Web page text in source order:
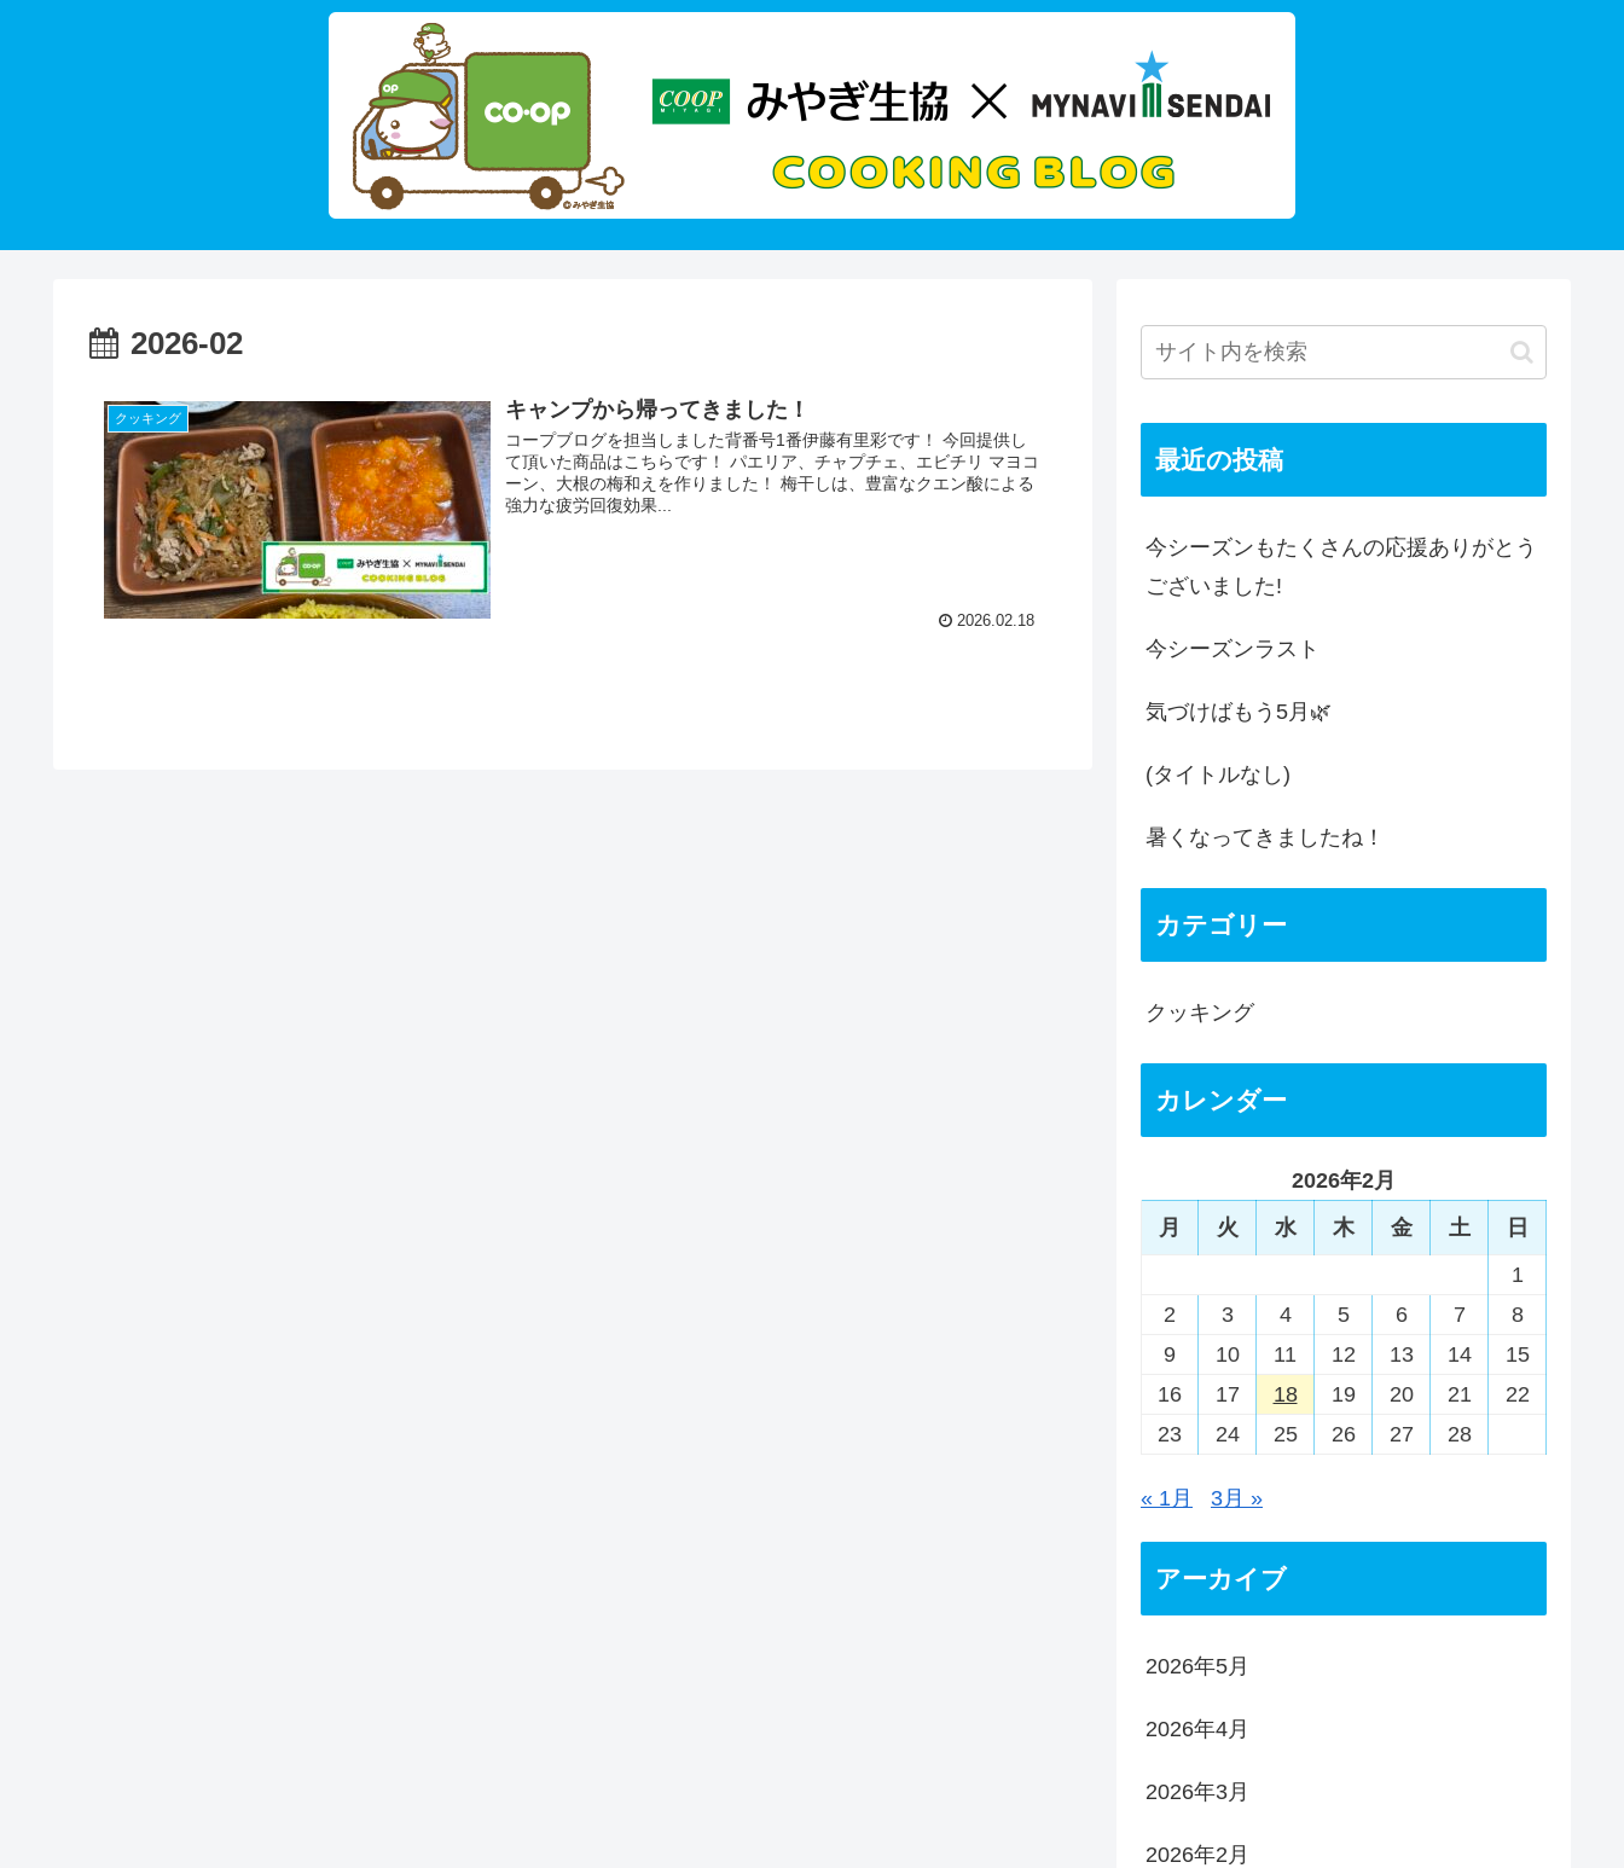
2026-02
クッキング キャンプから帰ってきました！
コープブログを担当しました背番号1番伊藤有里彩です！ 今回提供し
て頂いた商品はこちらです！ パエリア、チャプチェ、エビチリ マヨコ
ーン、大根の梅和えを作りました！ 梅干しは、豊富なクエン酸による
強力な疲労回復効果...
2026.02.18
最近の投稿
今シーズンもたくさんの応援ありがとう
ございました!
今シーズンラスト
気づけばもう5月🌿
(タイトルなし)
暑くなってきましたね！
カテゴリー
クッキング
カレンダー
2026年2月
月
火 水 木 金 土
日
1
2
3 4 5 6 7
8
9
10 11 12 13 14
15
16
17 18 19 20 21
22
23
24 25 26 27 28
« 1月 3月 »
アーカイブ
2026年5月
2026年4月
2026年3月
2026年2月